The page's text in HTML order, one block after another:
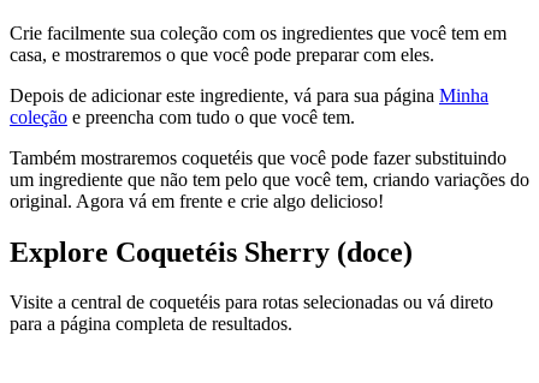
Crie facilmente sua coleção com os ingredientes que você tem em
casa, e mostraremos o que você pode preparar com eles.
Depois de adicionar este ingrediente, vá para sua página Minha
coleção e preencha com tudo o que você tem.
Também mostraremos coquetéis que você pode fazer substituindo
um ingrediente que não tem pelo que você tem, criando variações do
original. Agora vá em frente e crie algo delicioso!
Explore Coquetéis Sherry (doce)
Visite a central de coquetéis para rotas selecionadas ou vá direto
para a página completa de resultados.